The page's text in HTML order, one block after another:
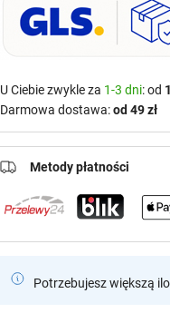
Potrzebujesz większą
U Ciebie zwykle za 1-3 dni: od
Darmowa dostawa:od 49 zł
Metody płatności